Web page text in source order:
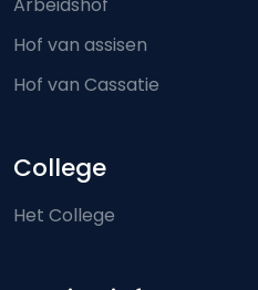
Hof van assisen
Hof van Cassatie
College
Het College